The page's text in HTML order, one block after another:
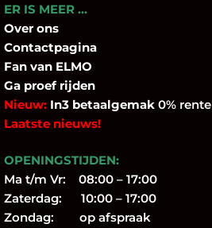
ER IS MEER …
Over ons
Contactpagina
Fan van ELMO
Ga proef rijden
Nieuw: In3 betaalgemak 0% rente
Laatste nieuws!
OPENINGSTIJDEN:
Ma t/m Vr: 08:00 – 17:00
Zaterdag: 10:00 – 17:00
Zondag: op afspraak